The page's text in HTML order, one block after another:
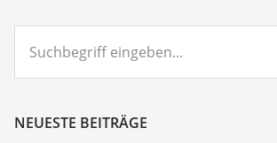
eingeben...
NEUESTE BEITRÄGE